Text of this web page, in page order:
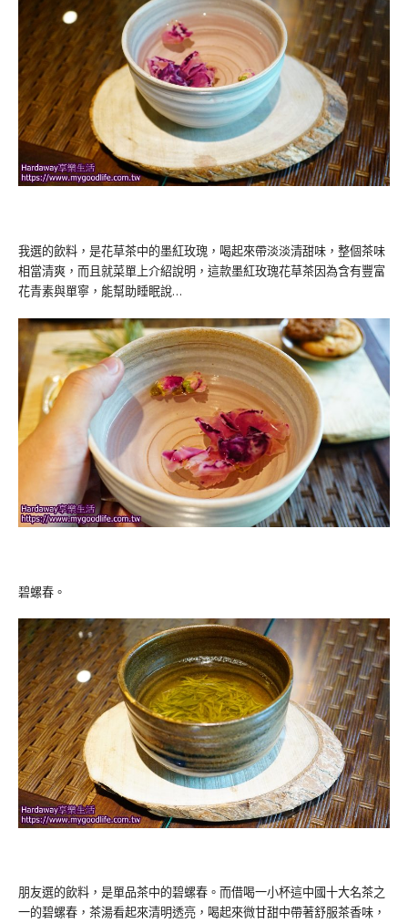
我選的飲料，是花草茶中的墨紅玫瑰，喝起來帶淡淡清甜味，整個茶味
相當清爽，而且就菜單上介紹說明，這款墨紅玫瑰花草茶因為含有豐富
花青素與單寧，能幫助睡眠說…
碧螺春。
朋友選的飲料，是單品茶中的碧螺春。而借喝一小杯這中國十大名茶之
一的碧螺春，茶湯看起來清明透亮，喝起來微甘甜中帶著舒服茶香味，